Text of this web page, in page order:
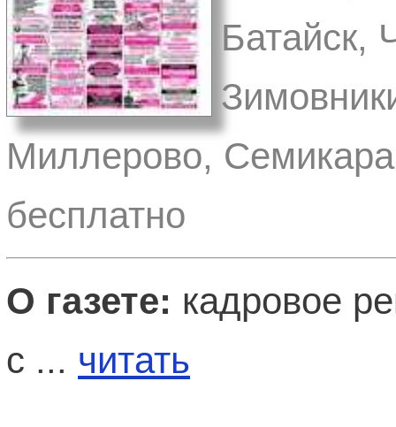
Батайск,
Миллерово,
бесплатно
О газете: кадровое
с ... читать